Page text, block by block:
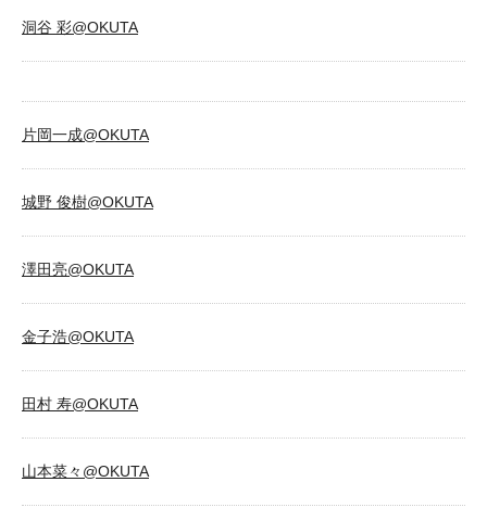
洞谷 彩@OKUTA
片岡一成@OKUTA
城野 俊樹@OKUTA
澤田亮@OKUTA
金子浩@OKUTA
田村 寿@OKUTA
山本菜々@OKUTA